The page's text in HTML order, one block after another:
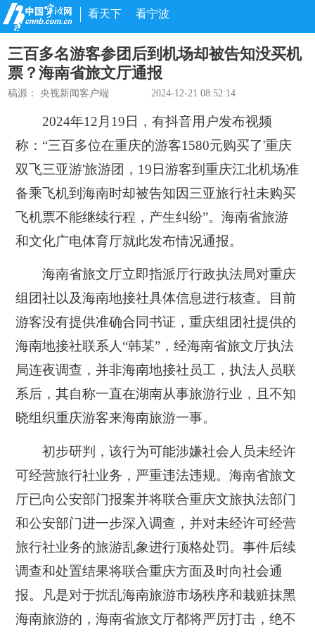
看天下 看宁波
三百多名游客参团后到机场却被告知没买机
票？海南省旅文厅通报
稿源：央视新闻客户端 2024-12-21 08:52:14
2024年12月19日，有抖音用户发布视频
称：“三百多位在重庆的游客1580元购买了'重庆
双飞三亚游'旅游团，19日游客到重庆江北机场准
备乘飞机到海南时却被告知因三亚旅行社未购买
飞机票不能继续行程，产生纠纷”。海南省旅游
和文化广电体育厅就此发布情况通报。
海南省旅文厅立即指派厅行政执法局对重庆
组团社以及海南地接社具体信息进行核查。目前
游客没有提供准确合同书证，重庆组团社提供的
海南地接社联系人“韩某”，经海南省旅文厅执法
局连夜调查，并非海南地接社员工，执法人员联
系后，其自称一直在湖南从事旅游行业，且不知
晓组织重庆游客来海南旅游一事。
初步研判，该行为可能涉嫌社会人员未经许
可经营旅行社业务，严重违法违规。海南省旅文
厅已向公安部门报案并将联合重庆文旅执法部门
和公安部门进一步深入调查，并对未经许可经营
旅行社业务的旅游乱象进行顶格处罚。事件后续
调查和处置结果将联合重庆方面及时向社会通
报。凡是对于扰乱海南旅游市场秩序和栽赃抹黑
海南旅游的，海南省旅文厅都将严厉打击，绝不